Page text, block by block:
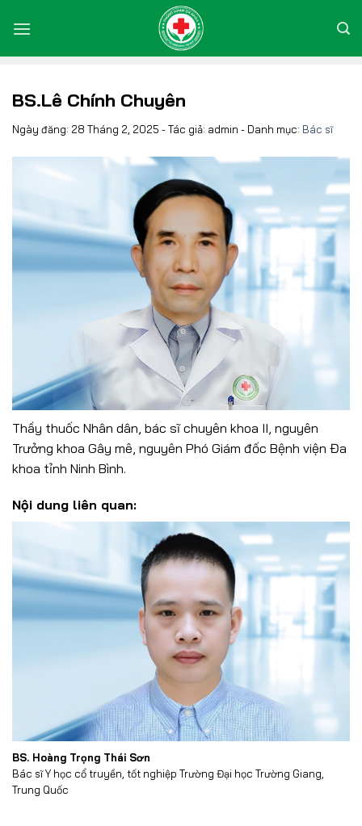
qua
BS.Lê Chính Chuyên
Ngày đăng: 28 Tháng 2, 2025 - Tác giả: admin - Danh mục: Bác sĩ
Thầy thuốc Nhân dân, bác sĩ chuyên khoa II, nguyên
Trưởng khoa Gây mê, nguyên Phó Giám đốc Bệnh viện Đa
khoa tỉnh Ninh Bình.
Nội dung liên quan:
BS. Hoàng Trọng Thái Sơn
Bác sĩ Y học cổ truyền, tốt nghiệp Trường Đại học Trường Giang,
Trung Quốc